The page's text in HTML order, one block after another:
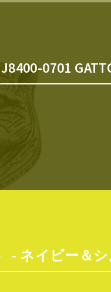
J8400-0701
- ネイビー＆